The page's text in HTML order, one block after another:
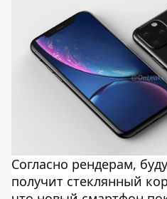
Согласно рендерам,
получит стеклянный